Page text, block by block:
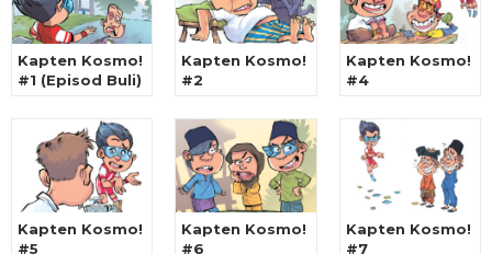
Kapten Kosmo!
#1 (Episod Buli)
Kapten Kosmo!
#2
Kapten Kosmo!
#4
Kapten Kosmo!
#5
Kapten Kosmo!
#6
Kapten Kosmo!
#7